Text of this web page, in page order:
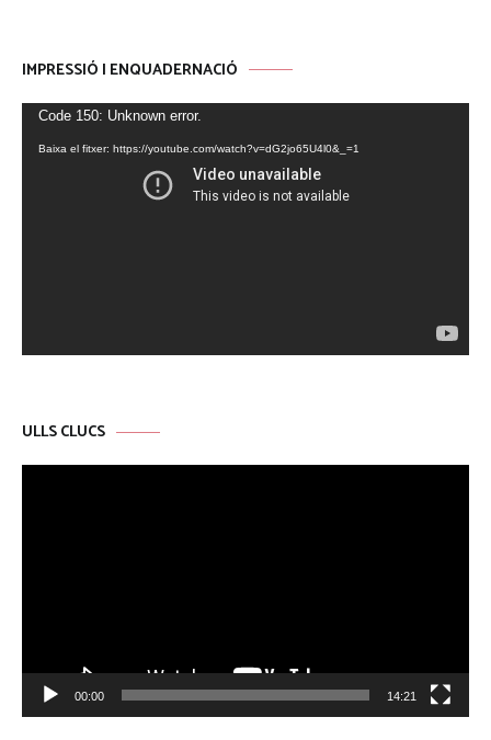
IMPRESSIÓ I ENQUADERNACIÓ
Reproductor
vídeo
Code 150: Unknown error.
Baixa el fitxer: https://youtube.com/watch?v=dG2jo65U4l0&_=1
ULLS CLUCS
00:00 14:21